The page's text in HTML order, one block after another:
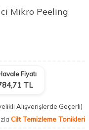
Mikro Peeling
Fiyatı
TL
Alışverişlerde Geçerli)
Cilt Temizleme Tonikleri